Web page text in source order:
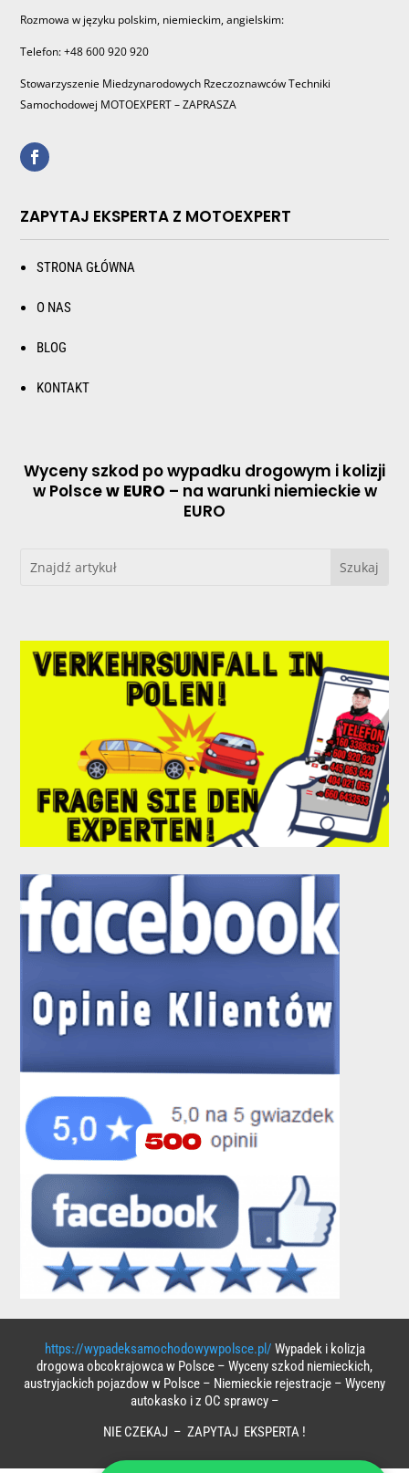
Rozmowa w języku polskim, niemieckim, angielskim:
Telefon: +48 600 920 920
Stowarzyszenie Miedzynarodowych Rzeczoznawców Techniki
Samochodowej MOTOEXPERT – ZAPRASZA
ZAPYTAJ EKSPERTA Z MOTOEXPERT
STRONA GŁÓWNA
O NAS
BLOG
KONTAKT
Wyceny szkod po wypadku drogowym i kolizji
w Polscew EURO – na warunki niemieckie w
EURO
https://wypadeksamochodowywpolsce.pl/ Wypadek i kolizja
drogowa obcokrajowca w Polsce – Wyceny szkod niemieckich,
austryjackich pojazdow w Polsce – Niemieckie rejestracje – Wyceny
autokasko i z OC sprawcy –
NIE CZEKAJ – ZAPYTAJ EKSPERTA !